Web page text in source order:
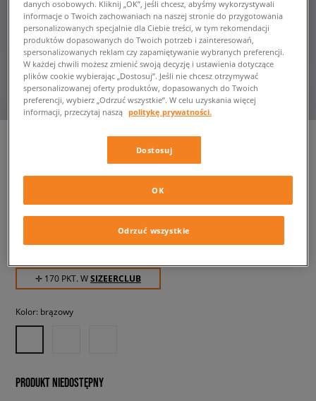
REEBOK CLUB C GROUNDS
damskie, sneakersy
169,99 zł
✛ 170 PKT. WSIZEERCLUB
Kolor: brązowy
PRODUKT NIEDOSTĘPNY
danych osobowych. Kliknij „OK”, jeśli chcesz, abyśmy wykorzystywali
informacje o Twoich zachowaniach na naszej stronie do przygotowania
personalizowanych specjalnie dla Ciebie treści, w tym rekomendacji
produktów dopasowanych do Twoich potrzeb i zainteresowań,
spersonalizowanych reklam czy zapamiętywanie wybranych preferencji.
W każdej chwili możesz zmienić swoją decyzję i ustawienia dotyczące
plików cookie wybierając „Dostosuj”. Jeśli nie chcesz otrzymywać
spersonalizowanej oferty produktów, dopasowanych do Twoich
preferencji, wybierz „Odrzuć wszystkie”. W celu uzyskania więcej
informacji, przeczytaj naszą politykę prywatności.
Dostosuj
Odrzuć wszystkie
OK